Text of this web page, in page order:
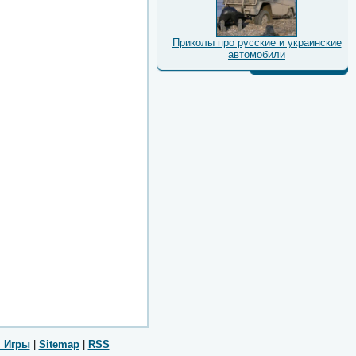
Приколы про русские и украинские
автомобили
Игры| Sitemap| RSS